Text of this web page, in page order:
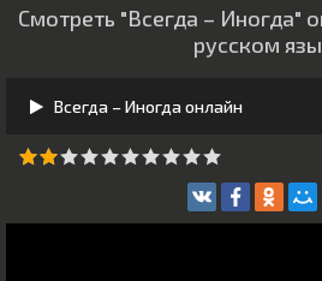
Смотреть "Всегда – Иногда"
русском
Всегда – Иногда онлайн